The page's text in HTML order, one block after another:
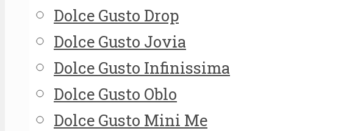
Dolce Gusto Drop
Dolce Gusto Jovia
Dolce Gusto Infinissima
Dolce Gusto Oblo
Dolce Gusto Mini Me